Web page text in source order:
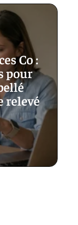
Co :
pour
relevé